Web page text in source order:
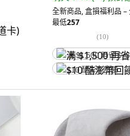
全新商品,盒損福利品 –
最低257
(10)
满 $1,500 再省
$10 酷澎幣回饋